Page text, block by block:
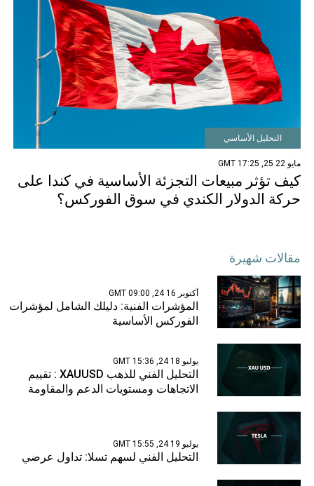
التحليل الأساسي
مايو 22 25, 17:25 GMT
كيف تؤثر مبيعات التجزئة الأساسية في كندا على
حركة الدولار الكندي في سوق الفوركس؟
مقالات شهيرة
أكتوبر 16 24, 09:00 GMT
المؤشرات الفنية: دليلك الشامل لمؤشرات
الفوركس الأساسية
يوليو 18 24, 15:36 GMT
التحليل الفني للذهب XAUUSD : تقييم
الاتجاهات ومستويات الدعم والمقاومة
يوليو 19 24, 15:55 GMT
التحليل الفني لسهم تسلا: تداول عرضي